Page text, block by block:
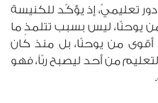
تعليميّ، إذ يؤكّد للكنيسة
يوحنّا، ليس بسبب تتلمذٍ ما
من يوحنّا، بل منذ كان
من أحد ليصبح ربّاً، فهو